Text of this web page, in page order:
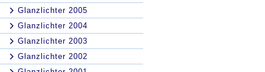
Glanzlichter 2005
Glanzlichter 2004
Glanzlichter 2003
Glanzlichter 2002